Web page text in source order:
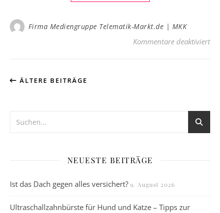
Firma Mediengruppe Telematik-Markt.de | MKK
Kommentare deaktiviertfür
ÄLTERE BEITRÄGE
NEUESTE BEITRÄGE
Ist das Dach gegen alles versichert? 9. August 2026
Ultraschallzahnbürste für Hund und Katze – Tipps zur